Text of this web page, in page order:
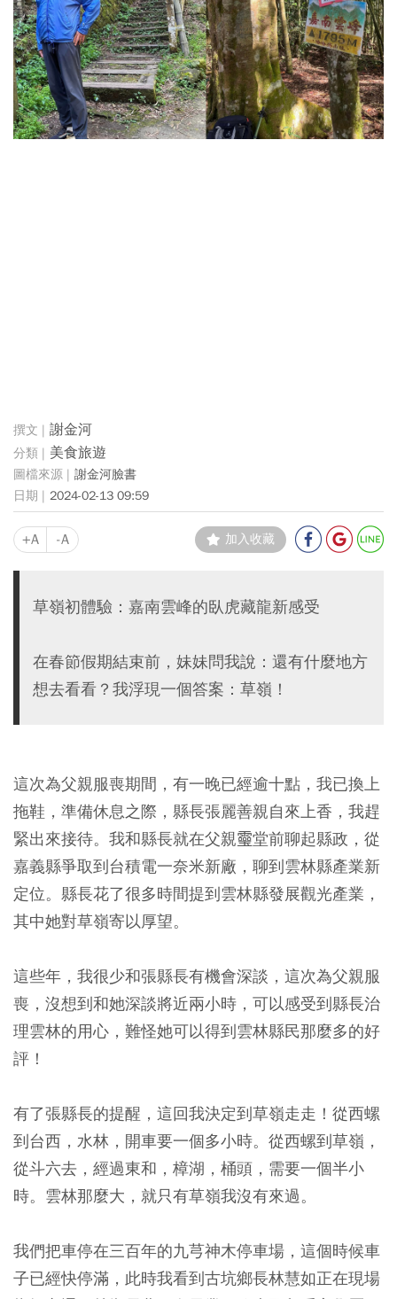
謝金河
美食旅遊
謝金河臉書
2024-02-13 09:59
+A -A 加入收藏
草嶺初體驗：嘉南雲峰的臥虎藏龍新感受
在春節假期結束前，妹妹問我說：還有什麼地方
想去看看？我浮現一個答案：草嶺！
這次為父親服喪期間，有一晚已經逾十點，我已換上
拖鞋，準備休息之際，縣長張麗善親自來上香，我趕
緊出來接待。我和縣長就在父親𩆜堂前聊起縣政，從
嘉義縣爭取到台積電一奈米新廠，聊到雲林縣產業新
定位。縣長花了很多時間提到雲林縣發展觀光產業，
其中她對草嶺寄以厚望。
這些年，我很少和張縣長有機會深談，這次為父親服
喪，沒想到和她深談將近兩小時，可以感受到縣長治
理雲林的用心，難怪她可以得到雲林縣民那麼多的好
評！
有了張縣長的提醒，這回我決定到草嶺走走！從西螺
到台西，水林，開車要一個多小時。從西螺到草嶺，
從斗六去，經過東和，樟湖，桶頭，需要一個半小
時。雲林那麼大，就只有草嶺我沒有來過。
我們把車停在三百年的九芎神木停車場，這個時候車
子已經快停滿，此時我看到古坑鄉長林慧如正在現場